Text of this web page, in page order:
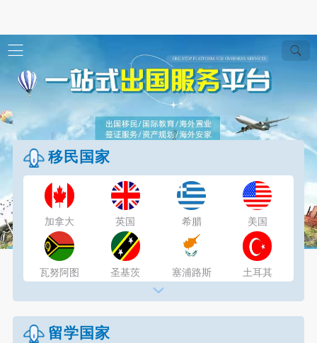
移民国家
加拿大 英国 希腊 美国
瓦努阿图 圣基茨 塞浦路斯 土耳其
澳大利亚
留学国家